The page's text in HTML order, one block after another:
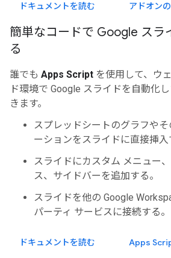
ドキュメントを読む アドオン
簡単なコードで Google スラ
る
誰でも Apps Script を使用して、ウ
ド環境で Google スライドを自動化
きます。
スプレッドシートのグラフや
ーションをスライドに直接挿入
スライドにカスタム メニュー
ス、サイドバーを追加する。
スライドを他の Google
パーティ サービスに接続する。
ドキュメントを読む Apps